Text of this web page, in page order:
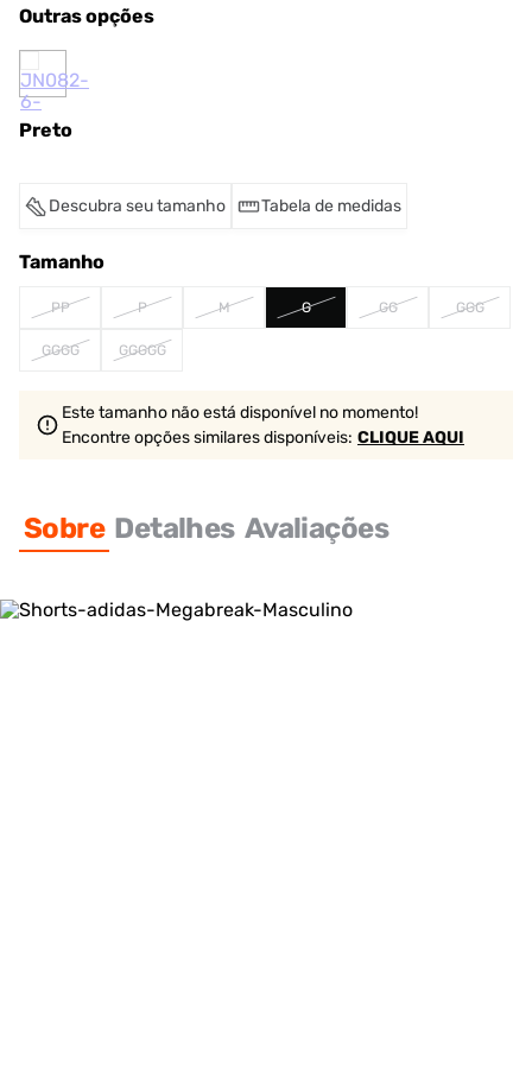
Outras opções
Preto
Descubra seu tamanho Tabela de medidas
Tamanho
PP P M G GG GGG
GGGG GGGGG
Este tamanho não está disponível no momento!
Encontre opções similaresdisponíveis: CLIQUE AQUI
Sobre Detalhes Avaliações